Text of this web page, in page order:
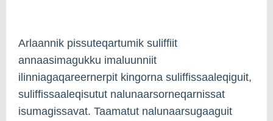
Arlaannik pissuteqartumik suliffiit
annaasimagukku imaluunniit
ilinniagaqareernerpit kingorna suliffissaaleqiguit,
suliffissaaleqisutut nalunaarsorneqarnissat
isumagissavat. Taamatut nalunaarsugaaguit